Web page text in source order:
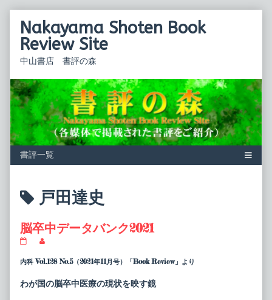
contentNakayama Shoten Book
Review Site
中山書店 書評の森
Posts
tagged
戸田達史
脳卒中データバンク2021
中
タ
posts
author
内科 Vol.128 No.5（2021年11月号）「Book Review」より
わが国の脳卒中医療の現状を映す鏡